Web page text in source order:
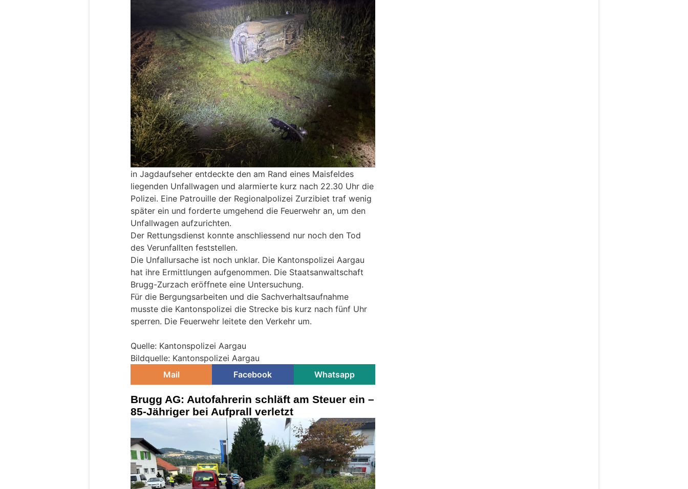
in Jagdaufseher entdeckte den am Rand eines Maisfeldes
liegenden Unfallwagen und alarmierte kurz nach 22.30 Uhr die
Polizei. Eine Patrouille der Regionalpolizei Zurzibiet traf wenig
später ein und forderte umgehend die Feuerwehr an, um den
Unfallwagen aufzurichten.
Der Rettungsdienst konnte anschliessend nur noch den Tod
des Verunfallten feststellen.
Die Unfallursache ist noch unklar. Die Kantonspolizei Aargau
hat ihre Ermittlungen aufgenommen. Die Staatsanwaltschaft
Brugg-Zurzach eröffnete eine Untersuchung.
Für die Bergungsarbeiten und die Sachverhaltsaufnahme
musste die Kantonspolizei die Strecke bis kurz nach fünf Uhr
sperren. Die Feuerwehr leitete den Verkehr um.
Quelle: Kantonspolizei Aargau
Bildquelle: Kantonspolizei Aargau
Mail
Facebook Whatsapp
Brugg AG: Autofahrerin schläft am Steuer ein –
85-Jähriger bei Aufprall verletzt